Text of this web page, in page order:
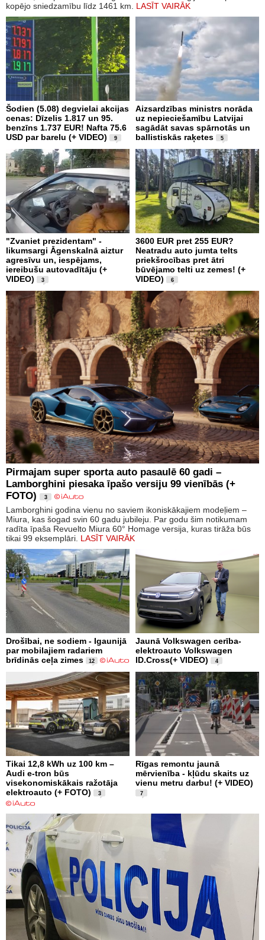
kopējo sniedzamību līdz 1461 km. LASĪT VAIRĀK
Šodien (5.08) degvielai akcijas
cenas: Dīzelis 1.817 un 95.
benzīns 1.737 EUR! Nafta 75.6
USD par barelu (+ VIDEO)
9
Aizsardzības ministrs norāda
uz nepieciešamību Latvijai
sagādāt savas spārnotās un
ballistiskās raķetes
5
"Zvaniet prezidentam" -
likumsargi Āgenskalnā aiztur
agresīvu un, iespējams,
iereibušu autovadītāju (+
VIDEO)
3
3600 EUR pret 255 EUR?
Neatradu auto jumta telts
priekšrocības pret ātri
būvējamo telti uz zemes! (+
VIDEO)
6
Pirmajam super sporta auto pasaulē 60 gadi –
Lamborghini piesaka īpašo versiju 99 vienībās (+
FOTO)
3
Lamborghini godina vienu no saviem ikoniskākajiem modeļiem –
Miura, kas šogad svin 60 gadu jubileju. Par godu šim notikumam
radīta īpaša Revuelto Miura 60° Homage versija, kuras tirāža būs
tikai 99 eksemplāri. LASĪT VAIRĀK
Drošībai, ne sodiem - Igaunijā
par mobilajiem radariem
brīdinās ceļa zimes
12
Jaunā Volkswagen cerība-
elektroauto Volkswagen
ID.Cross(+ VIDEO)
4
Tikai 12,8 kWh uz 100 km –
Audi e-tron būs
visekonomiskākais ražotāja
elektroauto (+ FOTO)
3
Rīgas remontu jaunā
mērvienība - kļūdu skaits uz
vienu metru darbu! (+ VIDEO)
7